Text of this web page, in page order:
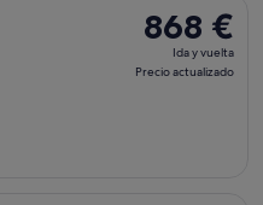
868 €
Ida
y
868 €
Ida y vuelta
Precio actualizado